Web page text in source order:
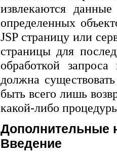
извлекаются
определенных
JSP страницу или
страницы для
обработкой
должна
быть всего лишь
какой-либо
Дополнительные
Введение